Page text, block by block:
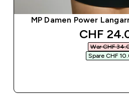
MP Damen Power
CHF
War CHF
Spare CHF